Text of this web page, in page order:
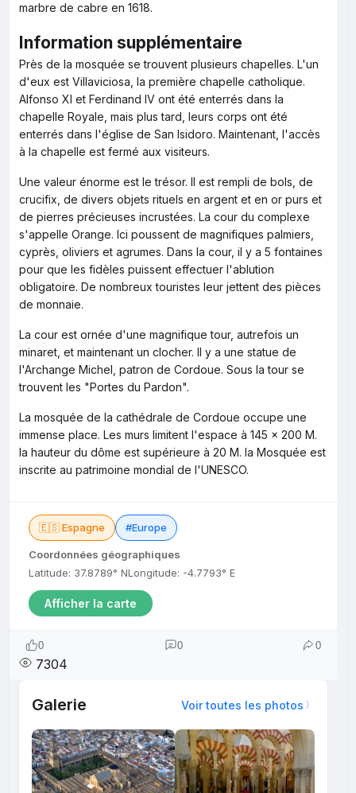
marbre de cabre en 1618.
Information supplémentaire
Près de la mosquée se trouvent plusieurs chapelles. L'un
d'eux est Villaviciosa, la première chapelle catholique.
Alfonso XI et Ferdinand IV ont été enterrés dans la
chapelle Royale, mais plus tard, leurs corps ont été
enterrés dans l'église de San Isidoro. Maintenant, l'accès
à la chapelle est fermé aux visiteurs.
Une valeur énorme est le trésor. Il est rempli de bols, de
crucifix, de divers objets rituels en argent et en or purs et
de pierres précieuses incrustées. La cour du complexe
s'appelle Orange. Ici poussent de magnifiques palmiers,
cyprès, oliviers et agrumes. Dans la cour, il y a 5 fontaines
pour que les fidèles puissent effectuer l'ablution
obligatoire. De nombreux touristes leur jettent des pièces
de monnaie.
La cour est ornée d'une magnifique tour, autrefois un
minaret, et maintenant un clocher. Il y a une statue de
l'Archange Michel, patron de Cordoue. Sous la tour se
trouvent les "Portes du Pardon".
La mosquée de la cathédrale de Cordoue occupe une
immense place. Les murs limitent l'espace à 145 x 200 M.
la hauteur du dôme est supérieure à 20 M. la Mosquée est
inscrite au patrimoine mondial de l'UNESCO.
🇪🇸 Espagne #Europe
Coordonnées géographiques
Latitude: 37.8789° NLongitude: -4.7793° E
Afficher la carte
0 0 0
7304
Galerie Voir toutes les photos